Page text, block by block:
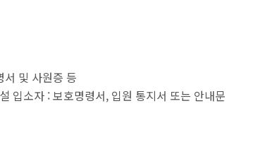
및 사원증 등
입소자 : 보호명령서, 입원 통지서 또는 안내문